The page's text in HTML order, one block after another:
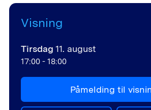
Visning
Tirsdag 11. august
17:00- 18:00
Påmelding til